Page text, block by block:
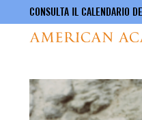
contenuto
principale
CONSULTA IL CALENDARIO